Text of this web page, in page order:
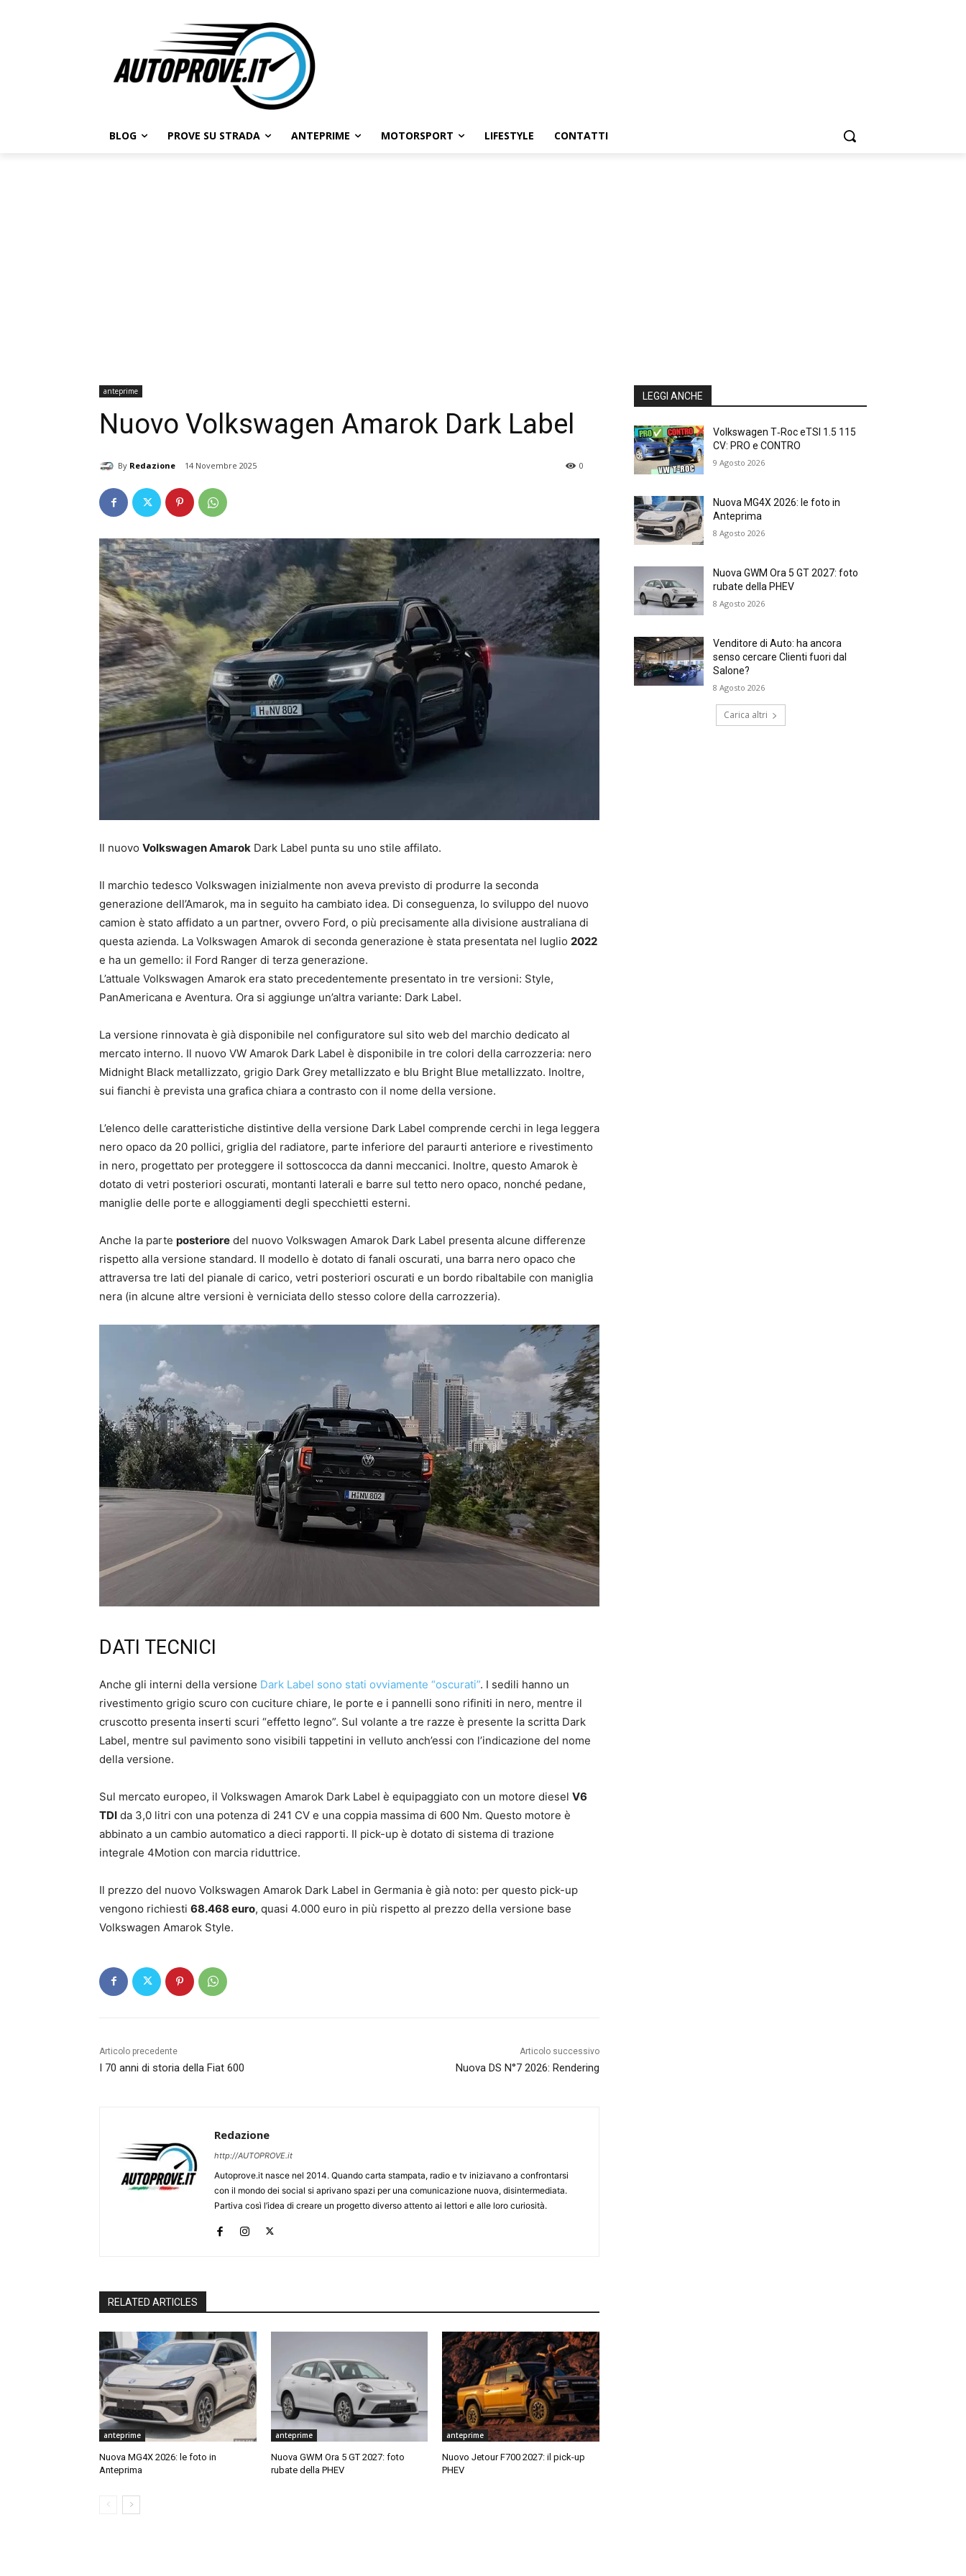
BLOG PROVE SU STRADA ANTEPRIME MOTORSPORT LIFESTYLE CONTATTI
anteprime
Nuovo Volkswagen Amarok Dark Label
By Redazione 14 Novembre 2025 0
Il nuovo Volkswagen Amarok Dark Label punta su uno stile affilato.
Il marchio tedesco Volkswagen inizialmente non aveva previsto di produrre la seconda
generazione dell’Amarok, ma in seguito ha cambiato idea. Di conseguenza, lo sviluppo del nuovo
camion è stato affidato a un partner, ovvero Ford, o più precisamente alla divisione australiana di
questa azienda. La Volkswagen Amarok di seconda generazione è stata presentata nel luglio 2022
e ha un gemello: il Ford Ranger di terza generazione.
L’attuale Volkswagen Amarok era stato precedentemente presentato in tre versioni: Style,
PanAmericana e Aventura. Ora si aggiunge un’altra variante: Dark Label.
La versione rinnovata è già disponibile nel configuratore sul sito web del marchio dedicato al
mercato interno. Il nuovo VW Amarok Dark Label è disponibile in tre colori della carrozzeria: nero
Midnight Black metallizzato, grigio Dark Grey metallizzato e blu Bright Blue metallizzato. Inoltre,
sui fianchi è prevista una grafica chiara a contrasto con il nome della versione.
L’elenco delle caratteristiche distintive della versione Dark Label comprende cerchi in lega leggera
nero opaco da 20 pollici, griglia del radiatore, parte inferiore del paraurti anteriore e rivestimento
in nero, progettato per proteggere il sottoscocca da danni meccanici. Inoltre, questo Amarok è
dotato di vetri posteriori oscurati, montanti laterali e barre sul tetto nero opaco, nonché pedane,
maniglie delle porte e alloggiamenti degli specchietti esterni.
Anche la parte posteriore del nuovo Volkswagen Amarok Dark Label presenta alcune differenze
rispetto alla versione standard. Il modello è dotato di fanali oscurati, una barra nero opaco che
attraversa tre lati del pianale di carico, vetri posteriori oscurati e un bordo ribaltabile con maniglia
nera (in alcune altre versioni è verniciata dello stesso colore della carrozzeria).
DATI TECNICI
Anche gli interni della versione Dark Label sono stati ovviamente “oscurati”. I sedili hanno un
rivestimento grigio scuro con cuciture chiare, le porte e i pannelli sono rifiniti in nero, mentre il
cruscotto presenta inserti scuri “effetto legno”. Sul volante a tre razze è presente la scritta Dark
Label, mentre sul pavimento sono visibili tappetini in velluto anch’essi con l’indicazione del nome
della versione.
Sul mercato europeo, il Volkswagen Amarok Dark Label è equipaggiato con un motore diesel V6
TDI da 3,0 litri con una potenza di 241 CV e una coppia massima di 600 Nm. Questo motore è
abbinato a un cambio automatico a dieci rapporti. Il pick-up è dotato di sistema di trazione
integrale 4Motion con marcia riduttrice.
Il prezzo del nuovo Volkswagen Amarok Dark Label in Germania è già noto: per questo pick-up
vengono richiesti 68.468 euro, quasi 4.000 euro in più rispetto al prezzo della versione base
Volkswagen Amarok Style.
Articolo precedente
I 70 anni di storia della Fiat 600
Articolo successivo
Nuova DS N°7 2026: Rendering
Redazione
http://AUTOPROVE.it
Autoprove.it nasce nel 2014. Quando carta stampata, radio e tv iniziavano a confrontarsi
con il mondo dei social si aprivano spazi per una comunicazione nuova, disintermediata.
Partiva così l’idea di creare un progetto diverso attento ai lettori e alle loro curiosità.
RELATED ARTICLES
anteprime
Nuova MG4X 2026: le foto in
Anteprima
anteprime
Nuova GWM Ora 5 GT 2027: foto
rubate della PHEV
anteprime
Nuovo Jetour F700 2027: il pick-up
PHEV
LEGGI ANCHE
Volkswagen T‑Roc eTSI 1.5 115
CV: PRO e CONTRO
9 Agosto 2026
Nuova MG4X 2026: le foto in
Anteprima
8 Agosto 2026
Nuova GWM Ora 5 GT 2027: foto
rubate della PHEV
8 Agosto 2026
Venditore di Auto: ha ancora
senso cercare Clienti fuori dal
Salone?
8 Agosto 2026
Carica altri